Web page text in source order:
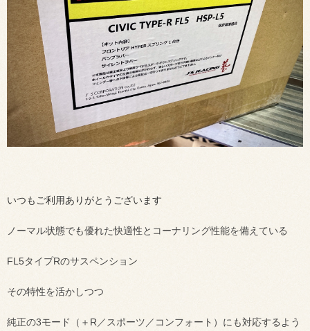
いつもご利用ありがとうございます
ノーマル状態でも優れた快適性とコーナリング性能を備えている
FL5タイプRのサスペンション
その特性を活かしつつ
純正の3モード（＋R／スポーツ／コンフォート）にも対応するよう